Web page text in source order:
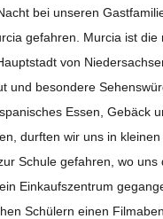
bei unse­ren
gefah­ren. Mur­cia ist
von
und beson­dere
Essen, Gebäck
durf­ten wir uns in
Schule gefah­ren, wo uns
Ein­kaufs­zen­trum
Schü­lern einen